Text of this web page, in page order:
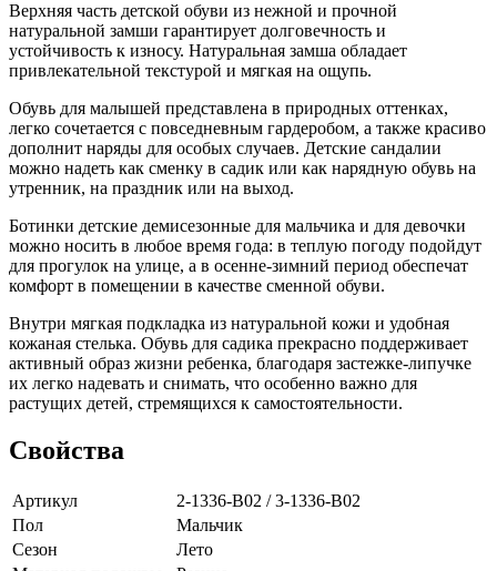
Верхняя часть детской обуви из нежной и прочной
натуральной замши гарантирует долговечность и
устойчивость к износу. Натуральная замша обладает
привлекательной текстурой и мягкая на ощупь.
Обувь для малышей представлена в природных оттенках,
легко сочетается с повседневным гардеробом, а также красиво
дополнит наряды для особых случаев. Детские сандалии
можно надеть как сменку в садик или как нарядную обувь на
утренник, на праздник или на выход.
Ботинки детские демисезонные для мальчика и для девочки
можно носить в любое время года: в теплую погоду подойдут
для прогулок на улице, а в осенне-зимний период обеспечат
комфорт в помещении в качестве сменной обуви.
Внутри мягкая подкладка из натуральной кожи и удобная
кожаная стелька. Обувь для садика прекрасно поддерживает
активный образ жизни ребенка, благодаря застежке-липучке
их легко надевать и снимать, что особенно важно для
растущих детей, стремящихся к самостоятельности.
Свойства
Артикул
2-1336-B02 / 3-1336-B02
Пол
Мальчик
Сезон
Лето